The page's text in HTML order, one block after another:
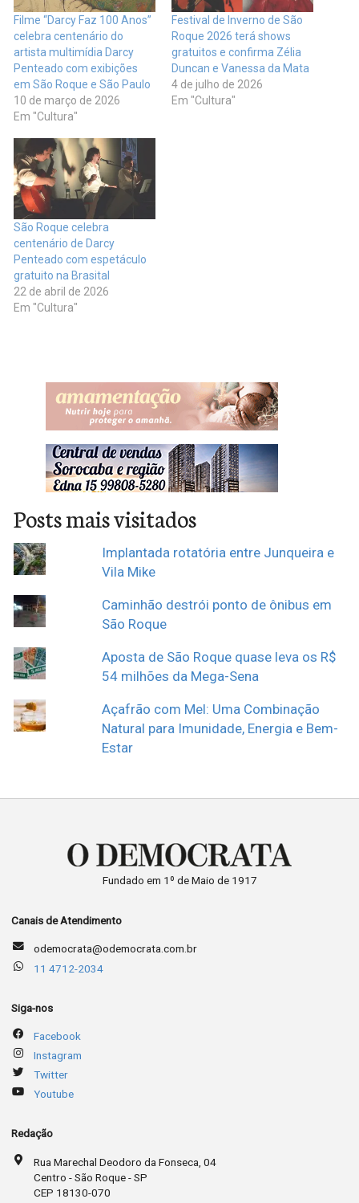
Filme “Darcy Faz 100 Anos”
celebra centenário do
artista multimídia Darcy
Penteado com exibições
em São Roque e São Paulo
10 de março de 2026
Em "Cultura"
Festival de Inverno de São
Roque 2026 terá shows
gratuitos e confirma Zélia
Duncan e Vanessa da Mata
4 de julho de 2026
Em "Cultura"
São Roque celebra
centenário de Darcy
Penteado com espetáculo
gratuito na Brasital
22 de abril de 2026
Em "Cultura"
Posts mais visitados
Implantada rotatória entre Junqueira e
Vila Mike
Caminhão destrói ponto de ônibus em
São Roque
Aposta de São Roque quase leva os R$
54 milhões da Mega-Sena
Açafrão com Mel: Uma Combinação
Natural para Imunidade, Energia e Bem-
Estar
Fundado em 1º de Maio de 1917
Canais de Atendimento
odemocrata@odemocrata.com.br
11 4712-2034
Siga-nos
Facebook
Instagram
Twitter
Youtube
Redação
Rua Marechal Deodoro da Fonseca, 04
Centro - São Roque - SP
CEP 18130-070